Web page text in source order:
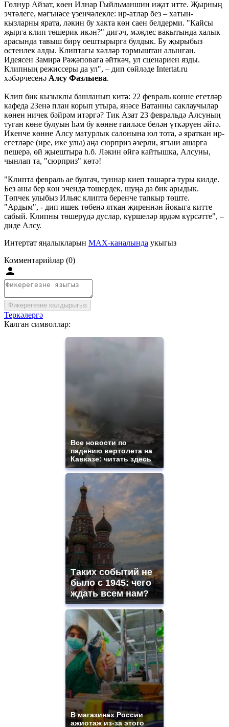
Гөлнур Айзат, көен Илнар Гыйльманшин иҗат итте. Җырның
эчтәлеге, мәгънәсе үзенчәлекле: ир-атлар без – хатын-
кызларны ярата, ләкин бу хакта көн саен белдерми. "Кайсы
җырга клип төшерик икән?" дигәч, мәҗлес вакытында халык
арасында тавыш бирү оештырырга булдык. Бу җырыбыз
өстенлек алды. Клиптагы хәлләр тормыштан алынган.
Идеясен Замирә Рәҗәповага әйткәч, ул сценариен язды.
Клипның режиссеры да ул", – дип сөйләде Intertat.ru
хәбәрчесенә Алсу Фазлыева.
Клип бик кызыклы башланып китә: 22 февраль көнне егетләр
кафеда 23енә план корып утыра, янәсе Ватанны саклаучылар
көнен ничек бәйрәм итәргә? Тик Азат 23 февральдә Алсуның
туган көне булуын һәм бу көнне гаиләсе белән үткәрүен әйтә.
Икенче көнне Алсу матурлык салонына юл тота, ә яраткан ир-
егетләре (ире, ике улы) аңа сюрприз әзерли, ягъни ашарга
пешерә, өй җыештыра һ.б. Ләкин өйгә кайтышка, Алсуны,
чынлап та, "сюрприз" көтә!
"Клипта февраль ае булгач, туннар киеп төшәргә туры килде.
Без аны бер көн эчендә төшердек, шуңа да бик арыдык.
Төпчек улыбыз Ильяс клипта беренче тапкыр төште.
"Ардым", - дип ишек төбенә яткан җиреннән йокыга китте
сабый. Клипны төшерүдә дуслар, күршеләр ярдәм күрсәтте", –
диде Алсу.
Интертат яңалыкларын MAX-каналында укыгыз
Комментарийлар (0)
Фикерегезне калдырыгыз
Теркәлергә
Калган символлар:
Все новости по
падению вертолета на
Кавказе: читать здесь
Таких событий не
было с 1945: чего
ждать всем нам?
В магазинах России
ажиотаж из-за этого